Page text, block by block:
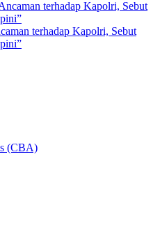
terhadap Kapolri, Sebut
(CBA)